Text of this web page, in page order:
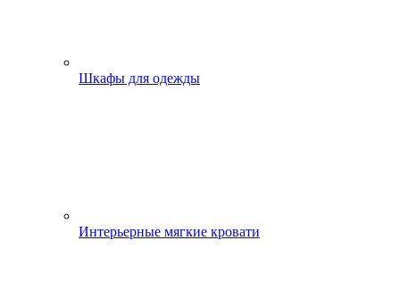
Шкафы для одежды
Интерьерные мягкие кровати